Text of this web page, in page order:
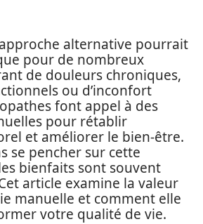
alternative pourrait
pour de nombreux
de douleurs chroniques,
ou d’inconfort
font appel à des
pour rétablir
et améliorer le bien-être.
se pencher sur cette
bienfaits sont souvent
article examine la valeur
manuelle et comment elle
votre qualité de vie.